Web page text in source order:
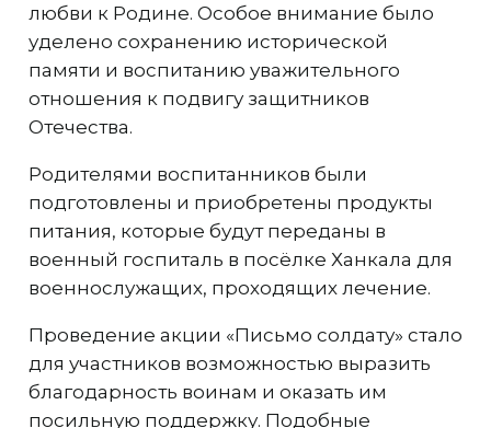
любви к Родине. Особое внимание было
уделено сохранению исторической
памяти и воспитанию уважительного
отношения к подвигу защитников
Отечества.
Родителями воспитанников были
подготовлены и приобретены продукты
питания, которые будут переданы в
военный госпиталь в посёлке Ханкала для
военнослужащих, проходящих лечение.
Проведение акции «Письмо солдату» стало
для участников возможностью выразить
благодарность воинам и оказать им
посильную поддержку. Подобные